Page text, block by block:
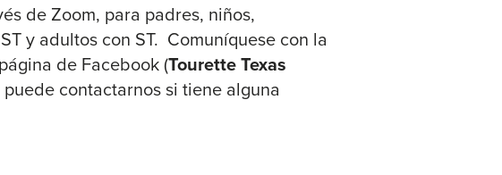
de Zoom, para padres, niños,
y adultos con ST. Comuníquese con la
de Facebook (Tourette Texas
contactarnos si tiene alguna